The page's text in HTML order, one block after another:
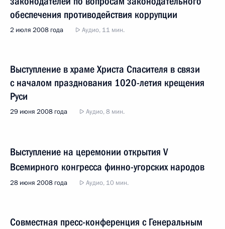
обеспечения противодействия коррупции
2 июля 2008 года Аудио, 11 мин.
Выступление в храме Христа Спасителя в связи
с началом празднования 1020-летия крещения
Руси
29 июня 2008 года Аудио, 8 мин.
Выступление на церемонии открытия V
Всемирного конгресса финно-угорских народов
28 июня 2008 года Аудио, 10 мин.
Совместная пресс-конференция с Генеральным